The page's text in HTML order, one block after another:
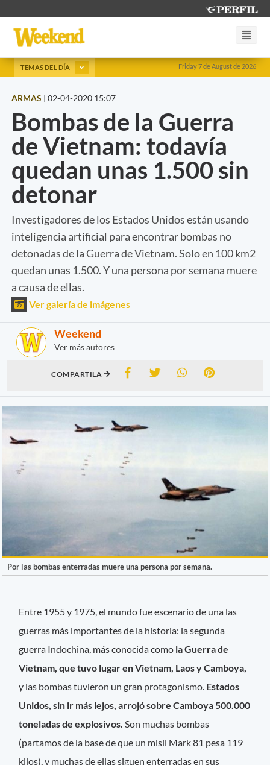
Friday 7 de August de 2026
TEMAS DEL DÍA
ARMAS | 02-04-2020 15:07
Bombas de la Guerra
de Vietnam: todavía
quedan unas 1.500 sin
detonar
Investigadores de los Estados Unidos están usando
inteligencia artificial para encontrar bombas no
detonadas de la Guerra de Vietnam. Solo en 100 km2
quedan unas 1.500. Y una persona por semana muere
a causa de ellas.
Ver galería de imágenes
Weekend
Ver más autores
COMPARTILA
Por las bombas enterradas muere una persona por semana.
Entre 1955 y 1975, el mundo fue escenario de una las
guerras más importantes de la historia: la segunda
guerra Indochina, más conocida como la Guerra de
Vietnam, que tuvo lugar en Vietnam, Laos y Camboya,
y las bombas tuvieron un gran protagonismo. Estados
Unidos, sin ir más lejos, arrojó sobre Camboya 500.000
toneladas de explosivos. Son muchas bombas
(partamos de la base de que un misil Mark 81 pesa 119
kilos), y muchas de ellas siguen enterradas en sus